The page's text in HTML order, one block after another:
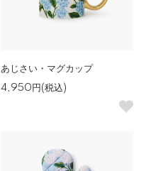
あじさい・マグカップ
4,950円(税込)